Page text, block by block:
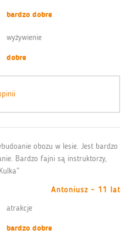
bardzo dobre
wyżywienie
dobre
obozu w lesie. Jest bardzo
Bardzo fajni są instruktorzy,
Antoniusz - 11 lat
atrakcje
bardzo dobre